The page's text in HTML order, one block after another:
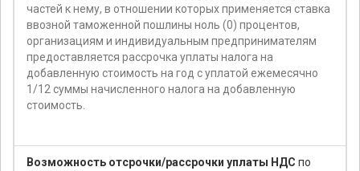
частей к нему, в отношении которых применяется ставка
ввозной таможенной пошлины ноль (0) процентов,
организациям и индивидуальным предпринимателям
предоставляется рассрочка уплаты налога на
добавленную стоимость на год с уплатой ежемесячно
1/12 суммы начисленного налога на добавленную
стоимость.
Возможность отсрочки/рассрочки уплаты НДС по